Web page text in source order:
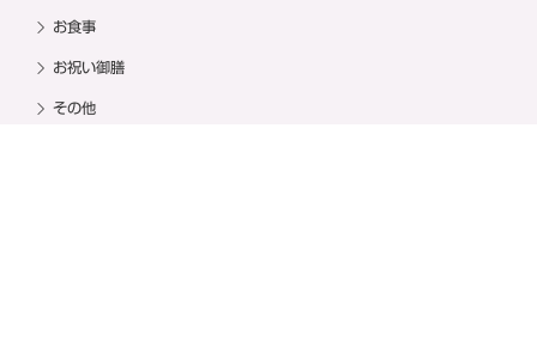
お食事
お祝い御膳
その他